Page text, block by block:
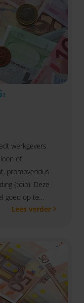
werkgevers
of
promovendus
(toio). Deze
goed op te
op deLees verder